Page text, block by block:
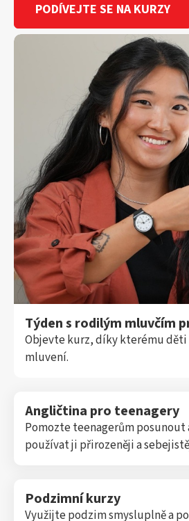
PODÍVEJTE SE NA KURZY
Týden s rodilým mluvčím
Objevte kurz, díky kterému
mluvení.
Angličtina pro teenagery
Pomozte teenagerům
používat ji přirozeněji a
Podzimní kurzy
Využijte podzim smysluplně a